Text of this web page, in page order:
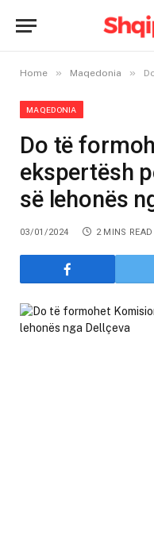
Home » Maqedonia » Do
MAQEDONIA
Do të
ekspertësh
së lehonës
03/01/2024 2 MINS READ